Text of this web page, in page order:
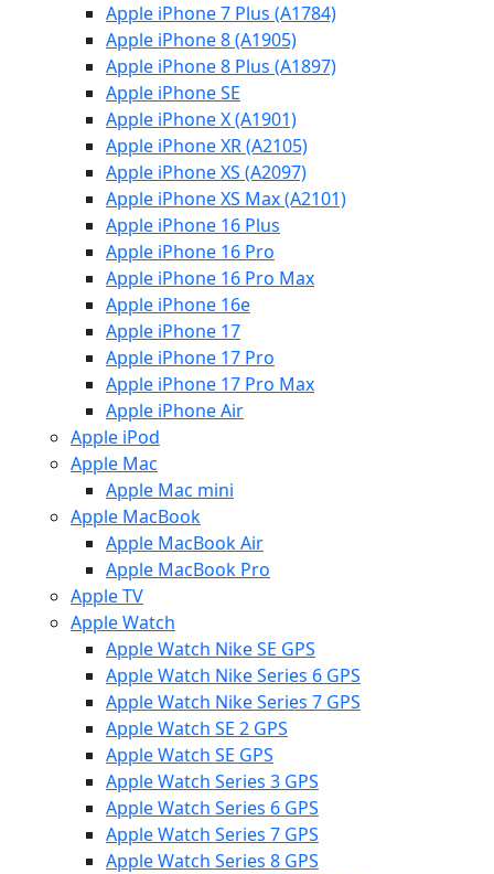
Apple iPhone 7 Plus (A1784)
Apple iPhone 8 (A1905)
Apple iPhone 8 Plus (A1897)
Apple iPhone SE
Apple iPhone X (A1901)
Apple iPhone XR (A2105)
Apple iPhone XS (A2097)
Apple iPhone XS Max (A2101)
Apple iPhone 16 Plus
Apple iPhone 16 Pro
Apple iPhone 16 Pro Max
Apple iPhone 16e
Apple iPhone 17
Apple iPhone 17 Pro
Apple iPhone 17 Pro Max
Apple iPhone Air
Apple iPod
Apple Mac
Apple Mac mini
Apple MacBook
Apple MacBook Air
Apple MacBook Pro
Apple TV
Apple Watch
Apple Watch Nike SE GPS
Apple Watch Nike Series 6 GPS
Apple Watch Nike Series 7 GPS
Apple Watch SE 2 GPS
Apple Watch SE GPS
Apple Watch Series 3 GPS
Apple Watch Series 6 GPS
Apple Watch Series 7 GPS
Apple Watch Series 8 GPS